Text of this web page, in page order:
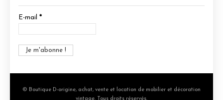
E-mail *
© Boutique D-origine, achat, vente et location de mobilier et décoration
vintage. Tous droits réservés.